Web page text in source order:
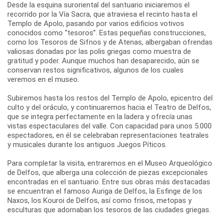
Desde la esquina suroriental del santuario iniciaremos el
recorrido por la Vía Sacra, que atraviesa el recinto hasta el
Templo de Apolo, pasando por varios edificios votivos
conocidos como “tesoros”. Estas pequeñas construcciones,
como los Tesoros de Sifnos y de Atenas, albergaban ofrendas
valiosas donadas por las polis griegas como muestra de
gratitud y poder. Aunque muchos han desaparecido, aún se
conservan restos significativos, algunos de los cuales
veremos en el museo.
Subiremos hasta los restos del Templo de Apolo, epicentro del
culto y del oráculo, y continuaremos hacia el Teatro de Delfos,
que se integra perfectamente en la ladera y ofrecía unas
vistas espectaculares del valle. Con capacidad para unos 5.000
espectadores, en él se celebraban representaciones teatrales
y musicales durante los antiguos Juegos Píticos.
Para completar la visita, entraremos en el Museo Arqueológico
de Delfos, que alberga una colección de piezas excepcionales
encontradas en el santuario. Entre sus obras más destacadas
se encuentran el famoso Auriga de Delfos, la Esfinge de los
Naxos, los Kouroi de Delfos, así como frisos, metopas y
esculturas que adornaban los tesoros de las ciudades griegas.